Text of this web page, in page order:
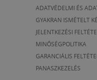
ADATVÉDELMI ÉS
GYAKRAN ISMÉTELT
JELENTKEZÉSI
MINŐSÉGPOLITIKA
GARANCIÁLIS
PANASZKEZELÉS